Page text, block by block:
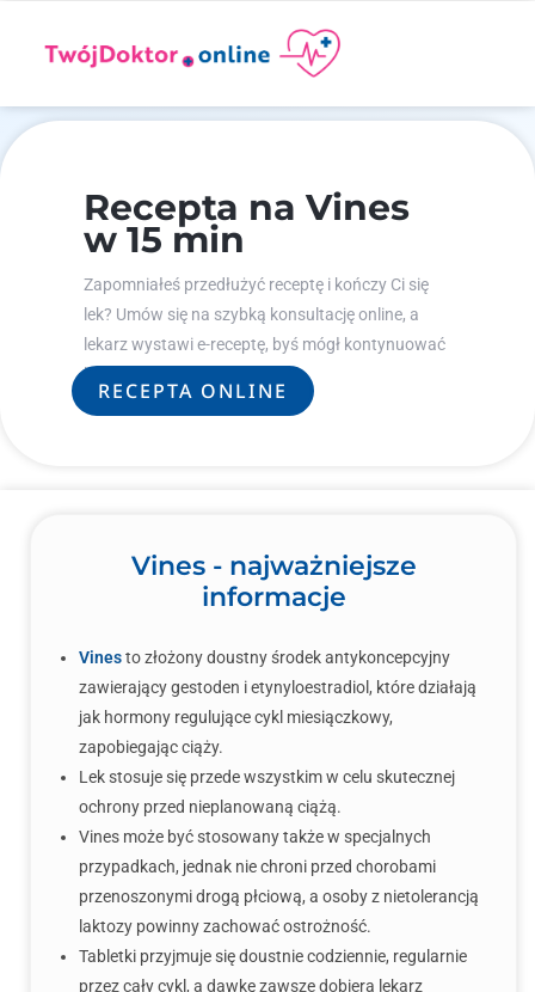
Recepta na Vines
w 15 min
Zapomniałeś przedłużyć receptę i kończy Ci się
lek? Umów się na szybką konsultację online, a
lekarz wystawi e-receptę, byś mógł kontynuować
leczenie.
RECEPTA ONLINE
Vines - najważniejsze
informacje
Vinesto złożony doustny środek antykoncepcyjny
zawierający gestoden i etynyloestradiol, które działają
jak hormony regulujące cykl miesiączkowy,
zapobiegając ciąży.
Lek stosuje się przede wszystkim w celu skutecznej
ochrony przed nieplanowaną ciążą.
Vines może być stosowany także w specjalnych
przypadkach, jednak nie chroni przed chorobami
przenoszonymi drogą płciową, a osoby z nietolerancją
laktozy powinny zachować ostrożność.
Tabletki przyjmuje się doustnie codziennie, regularnie
przez cały cykl, a dawkę zawsze dobiera lekarz